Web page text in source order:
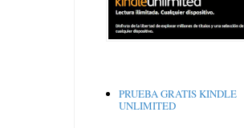
PRUEBA GRATIS KINDLE
UNLIMITED